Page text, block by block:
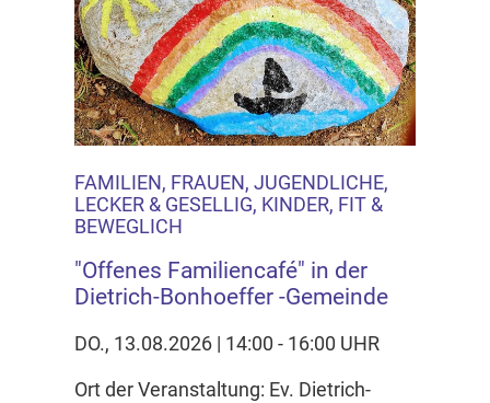
FAMILIEN, FRAUEN, JUGENDLICHE,
LECKER & GESELLIG, KINDER, FIT &
BEWEGLICH
"Offenes Familiencafé" in der
Dietrich-Bonhoeffer -Gemeinde
DO., 13.08.2026 | 14:00 - 16:00 UHR
Ort der Veranstaltung: Ev. Dietrich-